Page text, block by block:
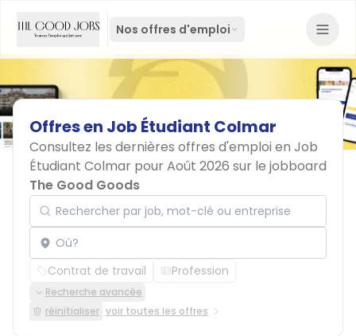
Nos offres d'emploi
Offresen Job Étudiant Colmar
Consultez les dernières offres d'emploi en Job
Étudiant Colmar pour Août 2026 sur le jobboard
The Good Goods
Rechercher par job, mot-clé ou entreprise
Localisation
Contrat de travail Profession
Recherche avancée
réinitialiser voir toutes les offres